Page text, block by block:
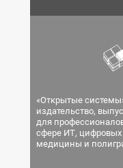
«Открытые
издательство,
для
сфере ИТ, цифровых
медицины и